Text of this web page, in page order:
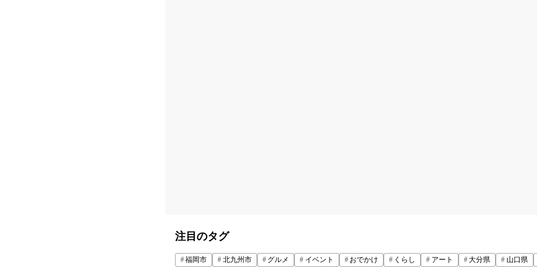
注目のタグ
福岡市 北九州市 グルメ イベント おでかけ くらし アート 大分県 山口県